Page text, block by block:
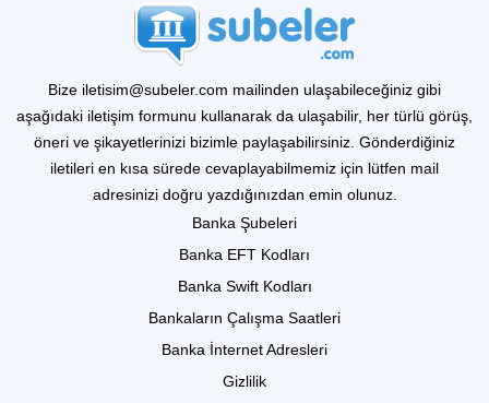
Bize iletisim@subeler.com mailinden ulaşabileceğiniz gibi
aşağıdaki iletişim formunu kullanarak da ulaşabilir, her türlü görüş,
öneri ve şikayetlerinizi bizimle paylaşabilirsiniz. Gönderdiğiniz
iletileri en kısa sürede cevaplayabilmemiz için lütfen mail
adresinizi doğru yazdığınızdan emin olunuz.
Banka Şubeleri
Banka EFT Kodları
Banka Swift Kodları
Bankaların Çalışma Saatleri
Banka İnternet Adresleri
Gizlilik